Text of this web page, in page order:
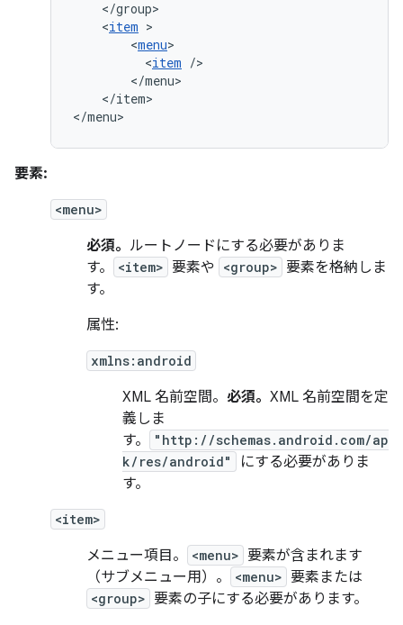
<item
<menu
<item
</item>
</menu>
要素:
<menu>
必須。 ルートノードにする必要がありま
す。
<item> 要素や <group> 要素を格納しま
す。
属性:
xmlns:android
XML 名前空間。 必須。 XML 名前空間を定
義しま
す。
"http://schemas.android.com/ap
k/res/android"
にする必要がありま
す。
<item>
メニュー項目。 <menu> 要素が含まれます
（サブメニュー用）。
<menu> 要素または
<group> 要素の子にする必要があります。